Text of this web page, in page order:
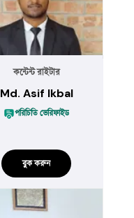
কন্টেন্ট রাইটার
Md. Asif Ikbal
পরিচিতি ভেরিফাইড
বুক করুন